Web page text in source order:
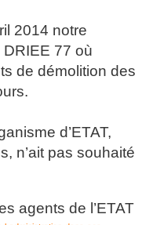
2014 notre
77 où
de démolition des
d’ETAT,
n’ait pas souhaité
agents de l’ETAT